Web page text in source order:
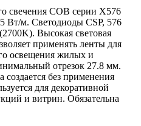
свечения COB серии X576
м. Светодиоды CSP, 576
Высокая световая
применять ленты для
освещения жилых и
отрезок 27.8 мм.
без применения
для декоративной
и витрин. Обязательна